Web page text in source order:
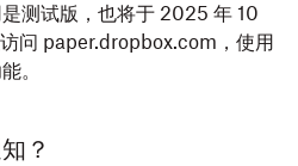
测试版，也将于 2025 年 10
问 paper.dropbox.com，使用
。
？